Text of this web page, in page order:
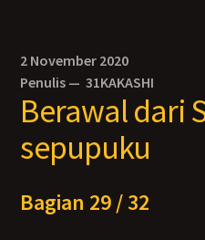
2 November 2020
Penulis —31KAKASHI
Berawal dari
sepupuku
Bagian 29 / 32